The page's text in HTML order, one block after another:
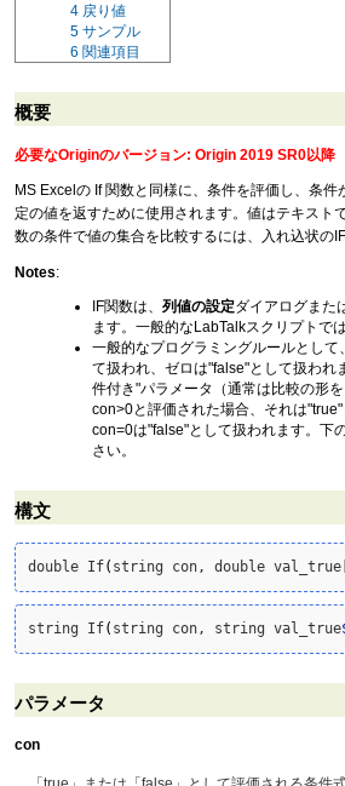
4 戻り値
5 サンプル
6 関連項目
概要
必要なOriginのバージョン: Origin 2019 SR0以降
MS Excelの If 関数と同様に、条件を評価し、条
定の値を返すために使用されます。値はテキスト
数の条件で値の集合を比較するには、入れ込状の
Notes:
IF関数は、 列値の設定ダイアログまた
ます。一般的なLabTalkスクリプトで
一般的なプログラミングルールとして
て扱われ、ゼロは"false"として扱われ
件付き"パラメータ（通常は比較の形
con>0と評価された場合、それは
con=0は"false"として扱われます。下
さい。
構文
double If( string con, double val_true
string If( string con, string val_true
パラメータ
con